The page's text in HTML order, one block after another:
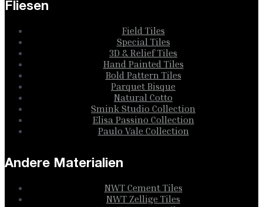
Fliesen
Field Tiles
Special Tiles
3D & Relief Tiles
Hand Painted Tiles
Bold Pattern Tiles
Parquet Bisque
Natural Cotto
Smink Studio Collection
Elisa Passino Collection
Paulo Vale Collection
Andere Materialien
NWT Cement Tiles
NWT Zellige Tiles